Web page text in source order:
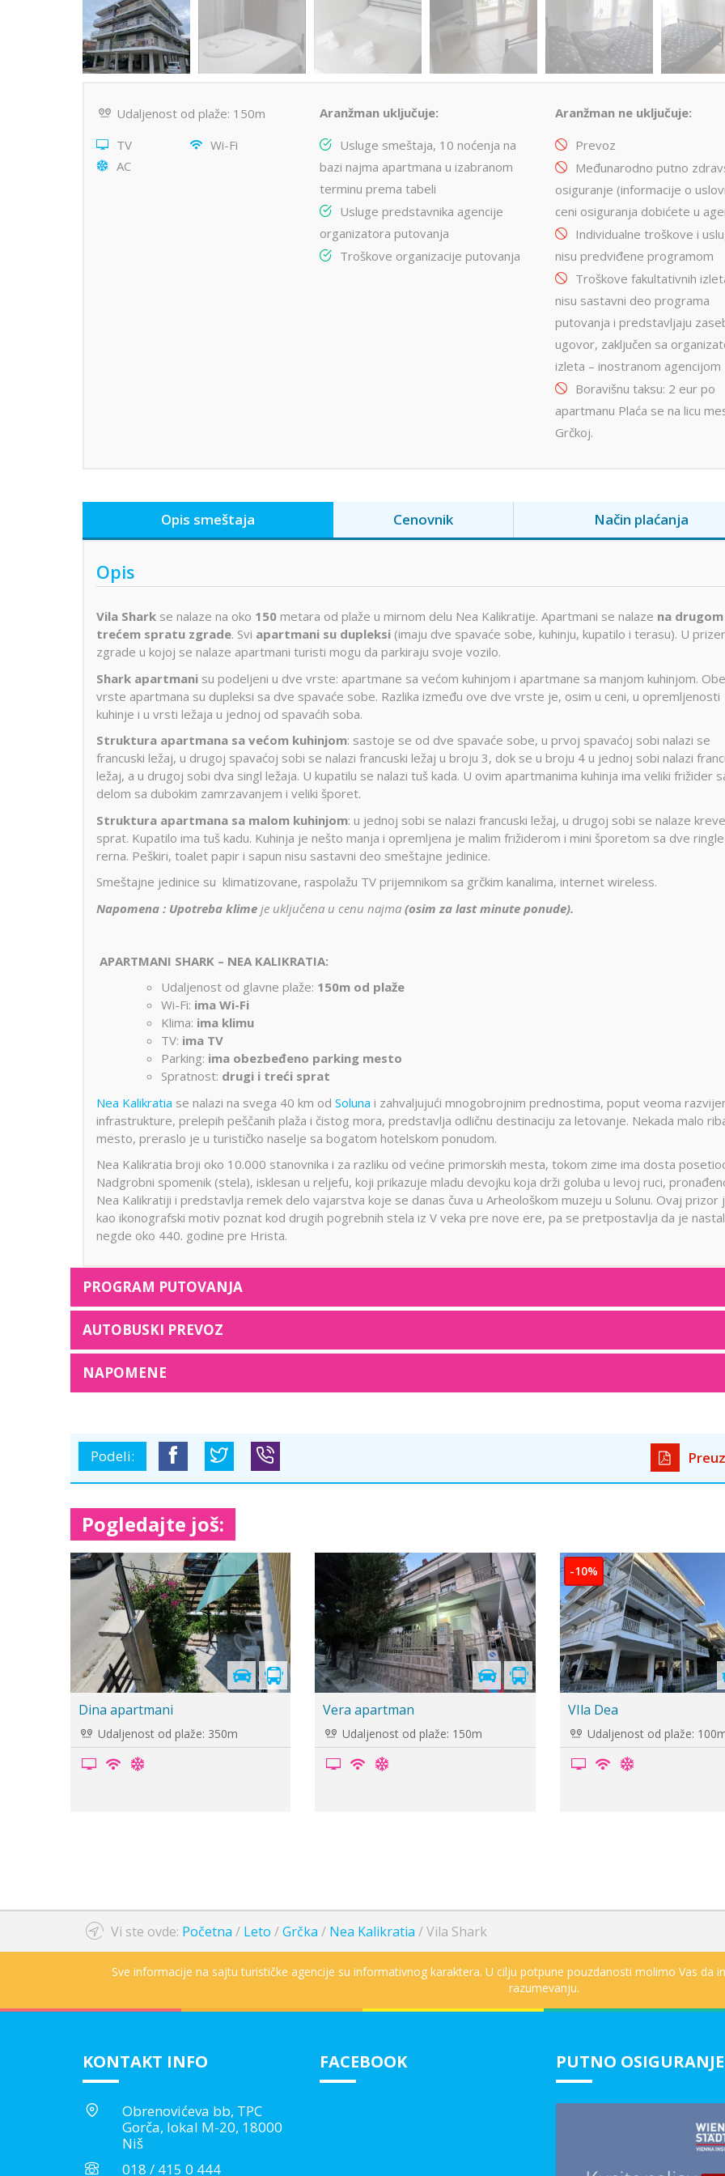
Udaljenost od plaže: 150m
TV
Wi-Fi
AC
Aranžman uključuje:
Usluge smeštaja, 10 noćenja na
bazi najma apartmana u izabranom
terminu prema tabeli
Usluge predstavnika agencije
organizatora putovanja
Troškove organizacije putovanja
Aranžman ne uključuje:
Prevoz
Međunarodno putno
osiguranje (informacije o
ceni osiguranja dobićete u
Individualne troškove i
nisu predviđene programom
Troškove fakultativnih
nisu sastavni deo programa
putovanja i predstavljaju
ugovor, zaključen sa
izleta – inostranom agencijom
Boravišnu taksu: 2 eur po
apartmanu Plaća se na licu
Grčkoj.
Opis smeštaja Cenovnik Način plaćanja
Opis
Vila Shark se nalaze na oko 150 metara od plaže u mirnom delu Nea Kalikratije. Apartmani se nalaze na
trećem spratu zgrade. Svi apartmani su dupleksi (imaju dve spavaće sobe, kuhinju, kupatilo i terasu). U
zgrade u kojoj se nalaze apartmani turisti mogu da parkiraju svoje vozilo.
Shark apartmani su podeljeni u dve vrste: apartmane sa većom kuhinjom i apartmane sa manjom kuhinjom. Obe
vrste apartmana su dupleksi sa dve spavaće sobe. Razlika između ove dve vrste je, osim u ceni, u opremljenosti
kuhinje i u vrsti ležaja u jednoj od spavaćih soba.
Struktura apartmana sa većom kuhinjom: sastoje se od dve spavaće sobe, u prvoj spavaćoj sobi nalazi se
francuski ležaj, u drugoj spavaćoj sobi se nalazi francuski ležaj u broju 3, dok se u broju 4 u jednoj sobi nalazi
ležaj, a u drugoj sobi dva singl ležaja. U kupatilu se nalazi tuš kada. U ovim apartmanima kuhinja ima veliki frižider
delom sa dubokim zamrzavanjem i veliki šporet.
Struktura apartmana sa malom kuhinjom: u jednoj sobi se nalazi francuski ležaj, u drugoj sobi se nalaze
sprat. Kupatilo ima tuš kadu. Kuhinja je nešto manja i opremljena je malim frižiderom i mini šporetom sa dve
rerna. Peškiri, toalet papir i sapun nisu sastavni deo smeštajne jedinice.
Smeštajne jedinice su klimatizovane, raspolažu TV prijemnikom sa grčkim kanalima, internet wireless.
Napomena : Upotreba klime je uključena u cenu najma (osim za last minute ponude).
APARTMANI SHARK – NEA KALIKRATIA:
Udaljenost od glavne plaže: 150m od plaže
Wi-Fi: ima Wi-Fi
Klima: ima klimu
TV: ima TV
Parking: ima obezbeđeno parking mesto
Spratnost: drugi i treći sprat
Nea Kalikratia se nalazi na svega 40 km od Soluna i zahvaljujući mnogobrojnim prednostima, poput veoma
infrastrukture, prelepih peščanih plaža i čistog mora, predstavlja odličnu destinaciju za letovanje. Nekada malo
mesto, preraslo je u turističko naselje sa bogatom hotelskom ponudom.
Nea Kalikratia broji oko 10.000 stanovnika i za razliku od većine primorskih mesta, tokom zime ima dosta
Nadgrobni spomenik (stela), isklesan u reljefu, koji prikazuje mladu devojku koja drži goluba u levoj ruci,
Nea Kalikratiji i predstavlja remek delo vajarstva koje se danas čuva u Arheološkom muzeju u Solunu. Ovaj prizor
kao ikonografski motiv poznat kod drugih pogrebnih stela iz V veka pre nove ere, pa se pretpostavlja da je
negde oko 440. godine pre Hrista.
PROGRAM PUTOVANJA
AUTOBUSKI PREVOZ
NAPOMENE
Podeli:
Pogledajte još:
Apartmani Kali Krati
Udaljenost od plaže: 80m
Cenovnik je
u pripremi
Vila Irini
Udaljenost od plaže: 120m
App Hotel Paraktio
Udaljenost od plaže: 30m
Vi ste ovde: Početna / Leto /Grčka / Nea Kalikratia /Vila Shark
Sve informacije na sajtu turističke agencije su informativnog karaktera. U cilju potpune pouzdanosti molimo Vas da
razumevanju.
KONTAKT INFO
Obrenovićeva bb, TPC
Gorča, lokal M-20, 18000
Niš
018 / 415 0 444
FACEBOOK PUTNO OSIGURANJE